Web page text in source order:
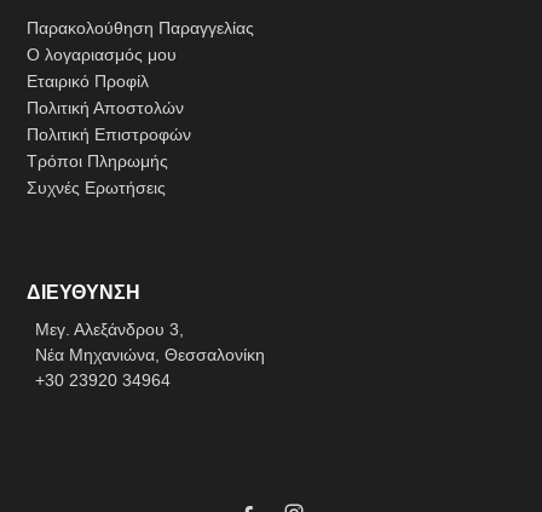
Παρακολούθηση Παραγγελίας
Ο λογαριασμός μου
Εταιρικό Προφίλ
Πολιτική Αποστολών
Πολιτική Επιστροφών
Τρόποι Πληρωμής
Συχνές Ερωτήσεις
ΔΙΕΥΘΥΝΣΗ
Μεγ. Αλεξάνδρου 3,
Νέα Μηχανιώνα, Θεσσαλονίκη
+30 23920 34964